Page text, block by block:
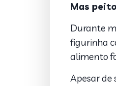
Mas
Durante
figurinha
alimento
Apesar de